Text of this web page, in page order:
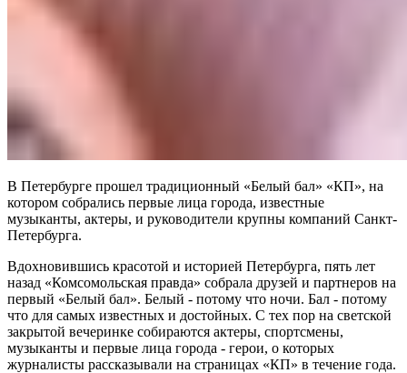
В Петербурге прошел традиционный «Белый бал» «КП», на
котором собрались первые лица города, известные
музыканты, актеры, и руководители крупны компаний Санкт-
Петербурга.
Вдохновившись красотой и историей Петербурга, пять лет
назад «Комсомольская правда» собрала друзей и партнеров на
первый «Белый бал». Белый - потому что ночи. Бал - потому
что для самых известных и достойных. С тех пор на светской
закрытой вечеринке собираются актеры, спортсмены,
музыканты и первые лица города - герои, о которых
журналисты рассказывали на страницах «КП» в течение года.